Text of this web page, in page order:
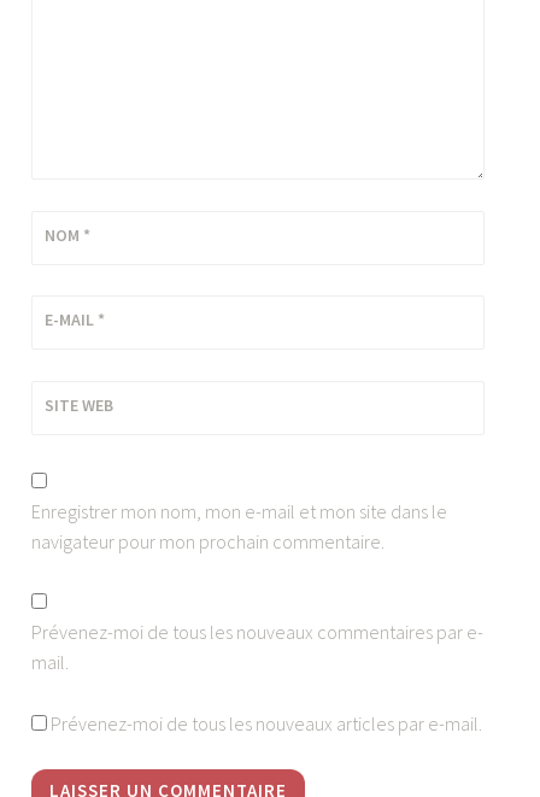
NOM *
E-MAIL *
SITE WEB
Enregistrer mon nom, mon e-mail et mon site dans le
navigateur pour mon prochain commentaire.
Prévenez-moi de tous les nouveaux commentaires par e-
mail.
Prévenez-moi de tous les nouveaux articles par e-mail.